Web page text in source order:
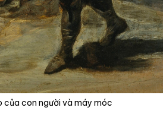
của con người và máy móc